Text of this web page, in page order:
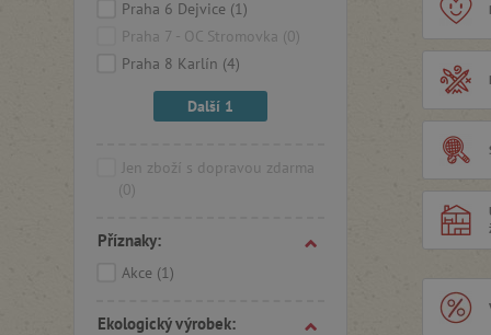
Praha 6 Dejvice (1)
Praha 7 - OC Stromovka (0)
Praha 8 Karlín (4)
Další 1
Jen zboží s dopravou zdarma
(0)
Příznaky:
Akce (1)
Ekologický výrobek:
vašim